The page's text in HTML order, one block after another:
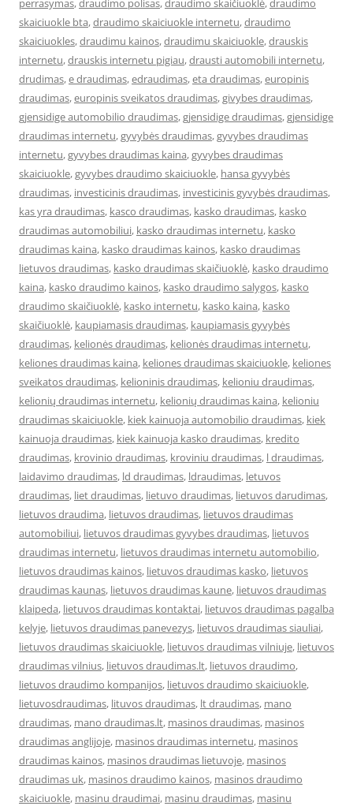
perrasymas,draudimo polisas,draudimo skaičiuoklė,draudimo
skaiciuokle bta,draudimo skaiciuokle internetu,draudimo
skaiciuokles,draudimu kainos,draudimu skaiciuokle,drauskis
internetu,drauskis internetu pigiau,drausti automobili internetu,
drudimas,e draudimas,edraudimas,eta draudimas,europinis
draudimas,europinis sveikatos draudimas,givybes draudimas,
gjensidige automobilio draudimas,gjensidige draudimas,gjensidige
draudimas internetu,gyvybės draudimas,gyvybes draudimas
internetu,gyvybes draudimas kaina,gyvybes draudimas
skaiciuokle,gyvybes draudimo skaiciuokle, hansa gyvybės
draudimas, investicinis draudimas, investicinis gyvybės draudimas,
kas yra draudimas, kasco draudimas, kasko draudimas, kasko
draudimas automobiliui, kasko draudimas internetu, kasko
draudimas kaina, kasko draudimas kainos, kasko draudimas
lietuvos draudimas, kasko draudimas skaičiuoklė, kasko draudimo
kaina, kasko draudimo kainos, kasko draudimo salygos, kasko
draudimo skaičiuoklė, kasko internetu, kasko kaina, kasko
skaičiuoklė, kaupiamasis draudimas, kaupiamasis gyvybės
draudimas, kelionės draudimas, kelionės draudimas internetu,
keliones draudimas kaina, keliones draudimas skaiciuokle, keliones
sveikatos draudimas, kelioninis draudimas, kelioniu draudimas,
kelionių draudimas internetu, kelionių draudimas kaina, kelioniu
draudimas skaiciuokle, kiek kainuoja automobilio draudimas, kiek
kainuoja draudimas, kiek kainuoja kasko draudimas, kredito
draudimas, krovinio draudimas, kroviniu draudimas, l draudimas,
laidavimo draudimas, ld draudimas, ldraudimas, letuvos
draudimas, liet draudimas, lietuvo draudimas, lietuvos darudimas,
lietuvos draudima, lietuvos draudimas, lietuvos draudimas
automobiliui, lietuvos draudimas gyvybes draudimas, lietuvos
draudimas internetu, lietuvos draudimas internetu automobilio,
lietuvos draudimas kainos, lietuvos draudimas kasko, lietuvos
draudimas kaunas, lietuvos draudimas kaune, lietuvos draudimas
klaipeda, lietuvos draudimas kontaktai, lietuvos draudimas pagalba
kelyje, lietuvos draudimas panevezys, lietuvos draudimas siauliai,
lietuvos draudimas skaiciuokle, lietuvos draudimas vilniuje, lietuvos
draudimas vilnius, lietuvos draudimas.lt, lietuvos draudimo,
lietuvos draudimo kompanijos, lietuvos draudimo skaiciuokle,
lietuvosdraudimas, lituvos draudimas, lt draudimas, mano
draudimas, mano draudimas.lt, masinos draudimas, masinos
draudimas anglijoje, masinos draudimas internetu, masinos
draudimas kainos, masinos draudimas lietuvoje, masinos
draudimas uk, masinos draudimo kainos, masinos draudimo
skaiciuokle, masinu draudimai, masinu draudimas, masinu